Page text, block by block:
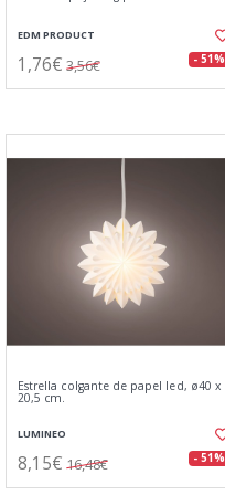
EDM PRODUCT
1,76€ 3,56€ - 51%
Estrella colgante de papel led, ø40 x
20,5 cm.
LUMINEO
8,15€ 16,48€ - 51%